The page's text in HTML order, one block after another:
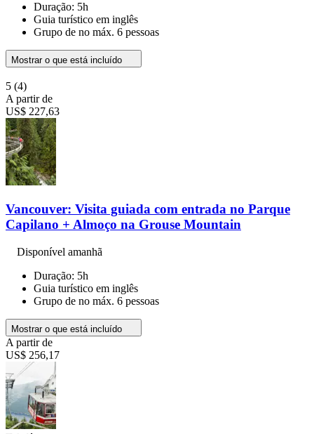
Duração: 5h
Guia turístico em inglês
Grupo de no máx. 6 pessoas
Mostrar o que está incluído
5 (4)
A partir de
US$ 227,63
Vancouver: Visita guiada com entrada no Parque
Capilano + Almoço na Grouse Mountain
Disponível amanhã
Duração: 5h
Guia turístico em inglês
Grupo de no máx. 6 pessoas
Mostrar o que está incluído
A partir de
US$ 256,17